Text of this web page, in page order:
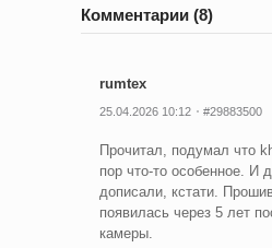
Комментарии (8)
rumtex
25.04.2026 10:12 #29883500
Прочитал, подумал что
пор что-то особенное. И
дописали, кстати.
появилась через 5 лет
камеры.